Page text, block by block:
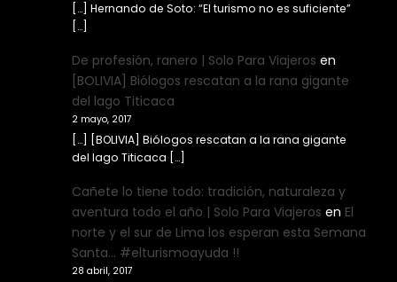
[…] Hernando de Soto: “El turismo no es suficiente”
[…]
De profesión, ranero | Solo Para Viajeros en
[BOLIVIA] Biólogos rescatan a la rana gigante
del lago Titicaca
2 mayo, 2017
[…] [BOLIVIA] Biólogos rescatan a la rana gigante
del lago Titicaca […]
Cañete lo tiene todo: tradición, naturaleza y
aventura todo el año | Solo Para Viajeros en El
norte y el sur de Lima los esperan esta Semana
Santa… #elturismoayuda !!
28 abril, 2017